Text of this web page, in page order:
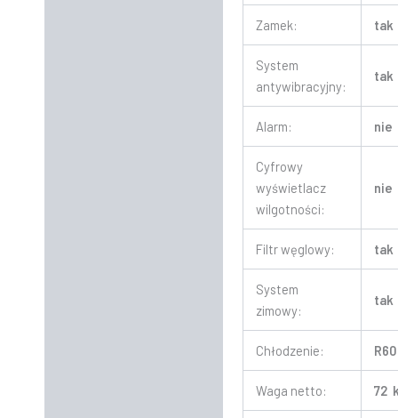
Zamek: tak
System
antywibracyjny:
tak
Alarm: nie
Cyfrowy
wyświetlacz
wilgotności:
nie
Filtr węglowy: tak
System
zimowy:
tak
Chłodzenie:
Waga netto: 72